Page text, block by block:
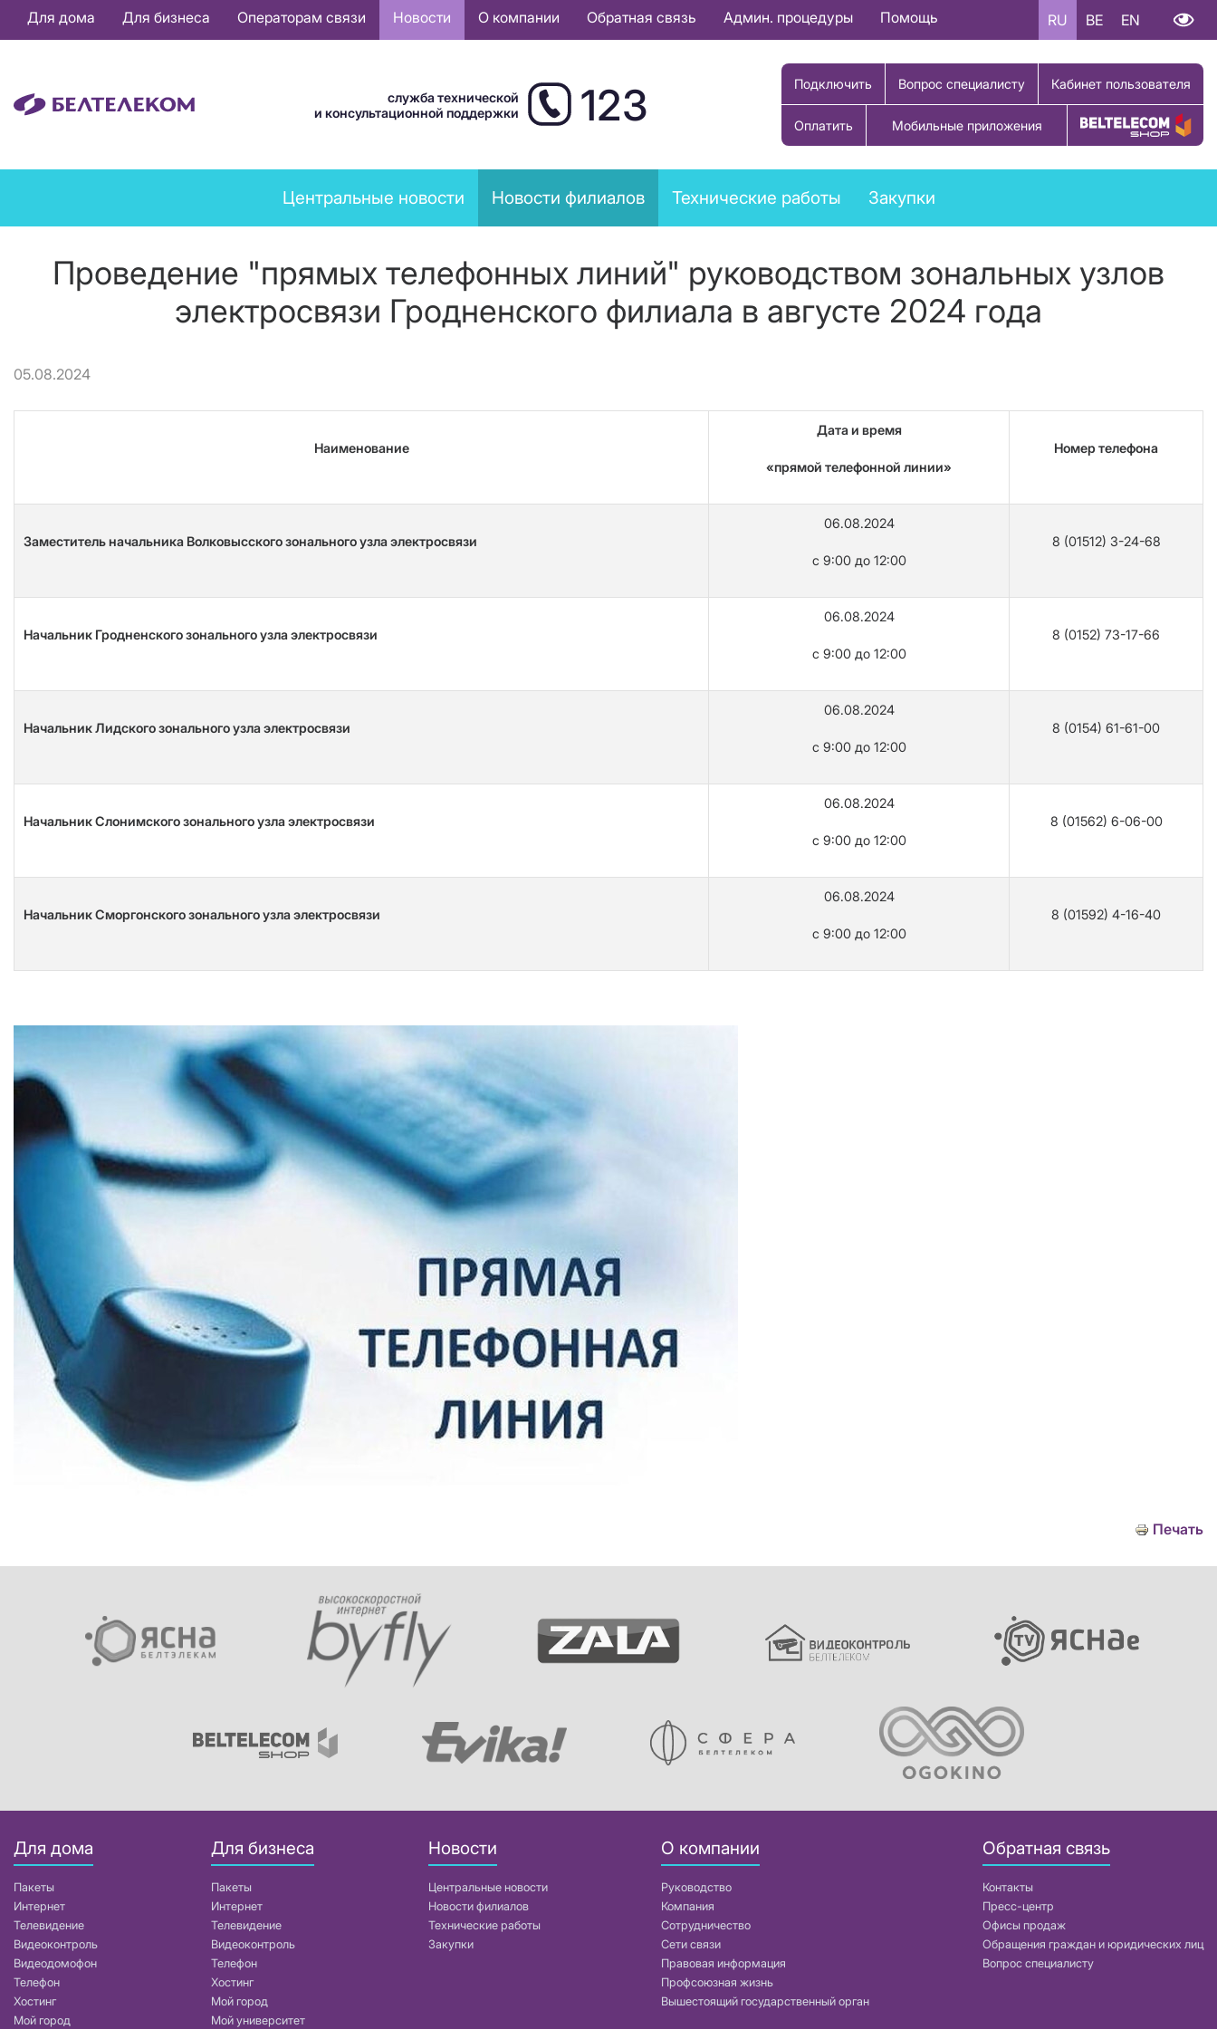
Основная
навигация
Для дома Для бизнеса Операторам связи Новости О компании Обратная связь Админ. процедуры Помощь RU BE EN
служба технической
и консультационной поддержки
123 Подключить Вопрос специалисту Кабинет пользователя
Оплатить Мобильные приложения Купить товар
News
menu
Центральные новости Новости филиалов Технические работы Закупки
Проведение "прямых телефонных линий" руководством зональных узлов
электросвязи Гродненского филиала в августе 2024 года
05.08.2024
Наименование
Дата и время
«прямой телефонной линии»
Номер телефона
Заместитель начальника Волковысского зонального узла электросвязи
06.08.2024
с 9:00 до 12:00
8 (01512) 3-24-68
Начальник Гродненского зонального узла электросвязи
06.08.2024
с 9:00 до 12:00
8 (0152) 73-17-66
Начальник Лидского зонального узла электросвязи
06.08.2024
с 9:00 до 12:00
8 (0154) 61-61-00
Начальник Слонимского зонального узла электросвязи
06.08.2024
с 9:00 до 12:00
8 (01562) 6-06-00
Начальник Сморгонского зонального узла электросвязи
06.08.2024
с 9:00 до 12:00
8 (01592) 4-16-40
Печать
Для дома
Пакеты
Интернет
Телевидение
Видеоконтроль
Видеодомофон
Телефон
Хостинг
Мой город
Для бизнеса
Пакеты
Интернет
Телевидение
Видеоконтроль
Телефон
Хостинг
Мой город
Мой университет
Новости
Центральные новости
Новости филиалов
Технические работы
Закупки
О компании
Руководство
Компания
Сотрудничество
Сети связи
Правовая информация
Профсоюзная жизнь
Вышестоящий государственный орган
Обратная связь
Контакты
Пресс-центр
Офисы продаж
Обращения граждан и юридических лиц
Вопрос специалисту